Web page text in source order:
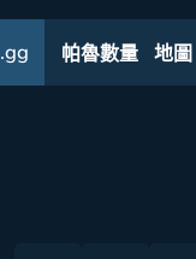
.gg 帕魯數量 地圖